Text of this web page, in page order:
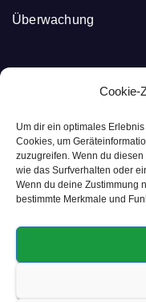
Cookie-
Um dir ein optimales
Cookies, um
zuzugreifen. Wenn du
wie das Surfverhalten oder
Wenn du deine Zustimmung
bestimmte Merkmale und
Überwachung
Smart
Smart ist, wenn es